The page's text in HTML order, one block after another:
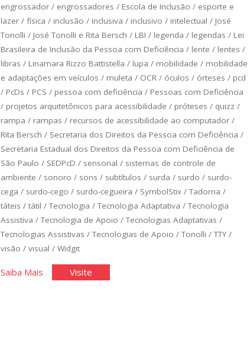
engrossador/ engrossadores / Escola de Inclusão / esporte e
lazer/ física / inclusão / inclusiva / inclusivo / intelectual / José
Tonolli / José Tonolli e Rita Bersch / LBI / legenda / legendas / Lei
Brasileira de Inclusão da Pessoa com Deficiência / lente / lentes /
libras / Linamara Rizzo Battistella / lupa / mobilidade / mobilidade
e adaptações em veículos / muleta / OCR/ óculos / órteses / pcd
/ PcDs / PCS / pessoa com deficiência / Pessoas com Deficiência
/ projetos arquitetônicos para acessibilidade / próteses / quizz /
rampa / rampas / recursos de acessibilidade ao computador/
Rita Bersch / Secretaria dos Direitos da Pessoa com Deficiência /
Secretaria Estadual dos Direitos da Pessoa com Deficiência de
São Paulo / SEDPcD / sensorial / sistemas de controle de
ambiente / sonoro / sons / subtítulos / surda / surdo / surdo-
cega / surdo-cego / surdo-cegueira / SymbolStix/Tadoma /
táteis / tátil /Tecnologia /Tecnologia Adaptativa /Tecnologia
Assistiva /Tecnologia de Apoio /Tecnologias Adaptativas /
Tecnologias Assistivas /Tecnologias de Apoio /Tonolli /TTY/
visão / visual / Widgit
Saiba Mais"Tecnologia
Visite"Tecnologia